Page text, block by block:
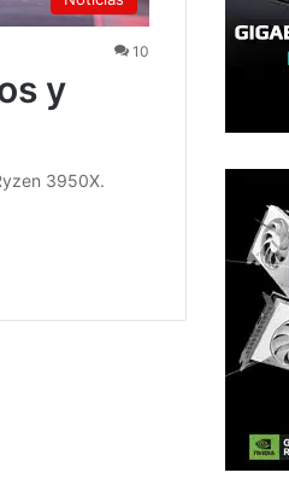
10
y
3950X.